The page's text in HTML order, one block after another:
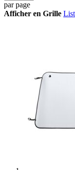
par page
Afficher en Grille